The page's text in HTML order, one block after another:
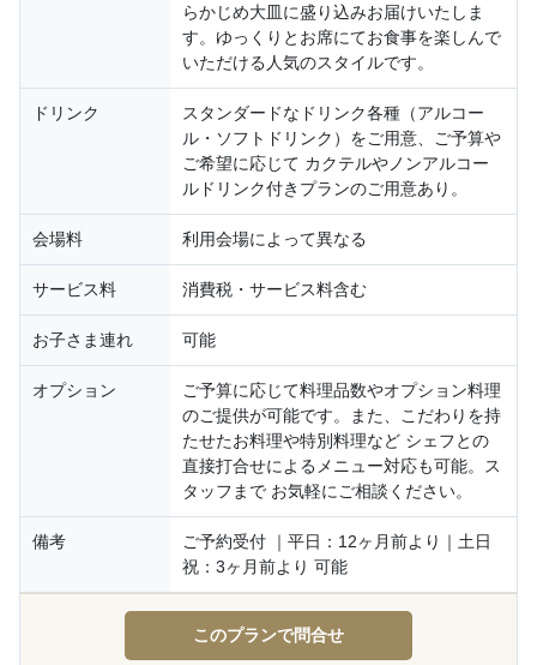
らかじめ大皿に盛り込みお届けいたしま
す。ゆっくりとお席にてお食事を楽しんで
いただける人気のスタイルです。
ドリンク
スタンダードなドリンク各種（アルコー
ル・ソフトドリンク）をご用意、ご予算や
ご希望に応じて カクテルやノンアルコー
ルドリンク付きプランのご用意あり。
会場料 利用会場によって異なる
サービス料 消費税・サービス料含む
お子さま連れ 可能
オプション
ご予算に応じて料理品数やオプション料理
のご提供が可能です。また、こだわりを持
たせたお料理や特別料理など シェフとの
直接打合せによるメニュー対応も可能。ス
タッフまで お気軽にご相談ください。
備考
ご予約受付 ｜平日：12ヶ月前より｜土日
祝：3ヶ月前より 可能
このプランで問合せ